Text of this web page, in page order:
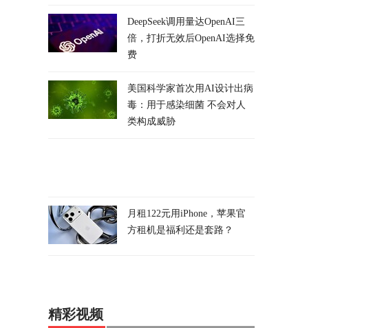
DeepSeek调用量达OpenAI三
倍，打折无效后OpenAI选择免
费
美国科学家首次用AI设计出病
毒：用于感染细菌 不会对人
类构成威胁
月租122元用iPhone，苹果官
方租机是福利还是套路？
精彩视频